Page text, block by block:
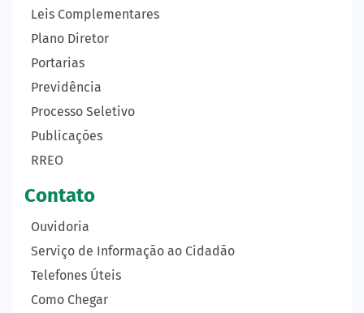
Leis Complementares
Plano Diretor
Portarias
Previdência
Processo Seletivo
Publicações
RREO
Contato
Ouvidoria
Serviço de Informação ao Cidadão
Telefones Úteis
Como Chegar